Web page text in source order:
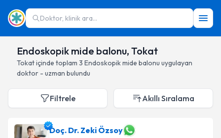
Doktor, klinik ara...
Endoskopik mide balonu, Tokat
Tokatiçinde toplam 3 Endoskopik mide balonu uygulayan
doktor - uzman bulundu
Filtrele Akıllı Sıralama
Doç. Dr. Zeki Özsoy